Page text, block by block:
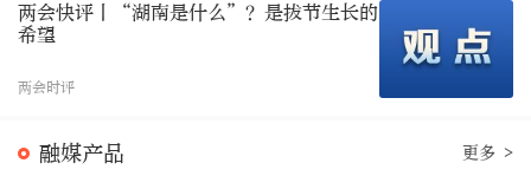
两会快评丨“湖南是什么”？是拔节生长的
希望
两会时评
融媒产品 更多 >